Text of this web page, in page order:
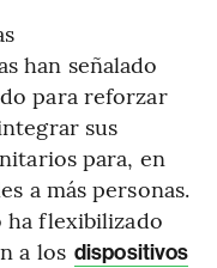
han señalado
para reforzar
sus
para, en
a más personas.
ha flexibilizado
a los dispositivos